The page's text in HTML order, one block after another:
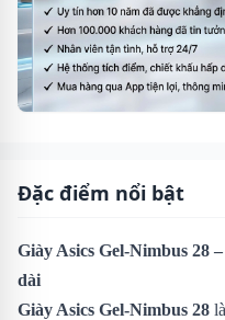
Đặc điểm nổi bật
Giày Asics Gel-Nimbus 28
dài
Giày Asics Gel-Nimbus 28